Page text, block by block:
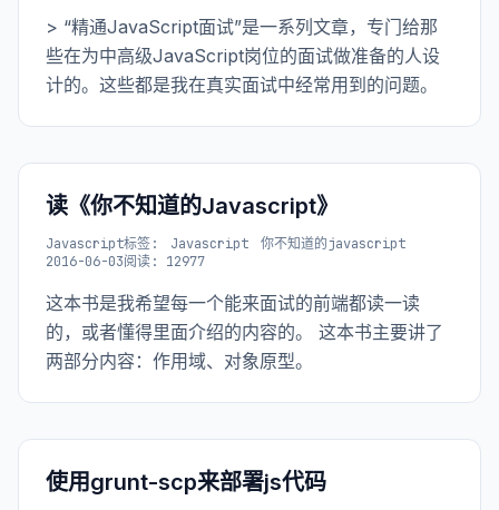
> “精通JavaScript面试”是一系列文章，专门给那
些在为中高级JavaScript岗位的面试做准备的人设
计的。这些都是我在真实面试中经常用到的问题。
读《你不知道的Javascript》
Javascript标签: Javascript
你不知道的javascript
2016-06-03阅读: 12977
这本书是我希望每一个能来面试的前端都读一读
的，或者懂得里面介绍的内容的。 这本书主要讲了
两部分内容：作用域、对象原型。
使用grunt-scp来部署js代码